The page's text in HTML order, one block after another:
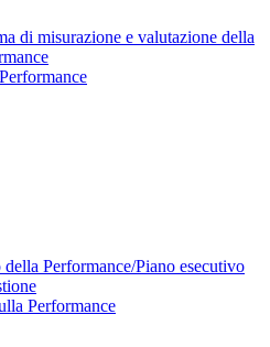
di misurazione e valutazione della
della Performance/Piano esecutivo
Performance